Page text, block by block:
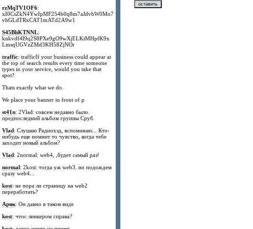
rzMqTV1OF6:
xI0CsZkN4YwIpMF254b0q8m7aJdvbW0Mo7
vhGLdTRxCAT1mATd2A9w1
S45BhKTNNL:
knkvdf4l9q2S8PXe9gO9wXjELKiMHpfK9x
LmsqUGVzZMd3KH58ZjNOr
traffic: trafficIf your business could appear at
the top of search results every time someone
types in your service, would you take that
spot?
Thats exactly what we do.
We place your banner in front of p
st41n: 2Vlad: совсем недавно было.
предпоследний альбом группы Сруб.
Vlad: Слушаю Радиохэд, вспоминаю... Кто-
нибудь еще помнит то чувство, когда тебе
заходит новый альбом?
Vlad: 2normal: web4, ,будет самый раз!
normal: 2kost: тогда уж web3. но подождем
сразу web4...
kost: не пора ли страницу на web2
переработать?
Арик: Он давно в таком виде
kost: чтос линкером справа?